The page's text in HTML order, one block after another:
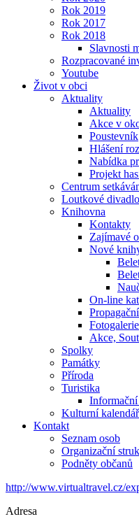
Rok 2019
Rok 2017
Rok 2018
Slavnosti
Rozpracované
Youtube
Život v obci
Aktuality
Aktuality
Akce v
Poustevník
Hlášení
Nabídka
Projekt
Centrum
Loutkové divadlo
Knihovna
Kontakty
Zajímavé
Nové
On-line
Fotogalerie
Akce,
Spolky
Památky
Příroda
Turistika
Informační
Kulturní
Kontakt
Seznam osob
Organizační
Podněty občanů
http://www.virtualtravel.cz/
Adresa